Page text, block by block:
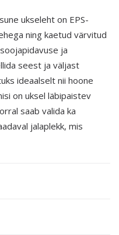
ukseleht on EPS-
ning kaetud värvitud
ja
seest ja väljast
ideaalselt nii hoone
on uksel läbipaistev
saab valida ka
jalaplekk, mis